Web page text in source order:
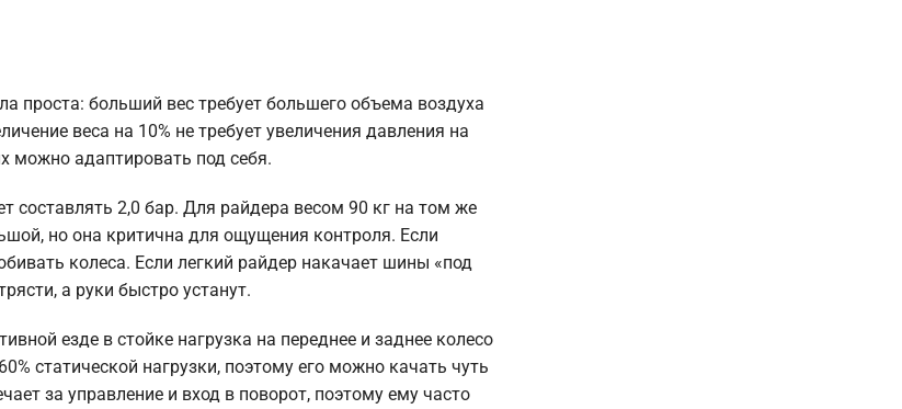
проста: больший вес требует большего объема воздуха
веса на 10% не требует увеличения давления на
можно адаптировать под себя.
составлять 2,0 бар. Для райдера весом 90 кг на том же
но она критична для ощущения контроля. Если
колеса. Если легкий райдер накачает шины «под
а руки быстро устанут.
езде в стойке нагрузка на переднее и заднее колесо
статической нагрузки, поэтому его можно качать чуть
за управление и вход в поворот, поэтому ему часто